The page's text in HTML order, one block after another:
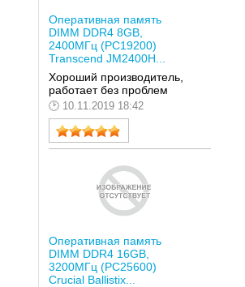
Оперативная память
DIMM DDR4 8GB,
2400МГц (PC19200)
Transcend JM2400H...
Хороший производитель,
работает без проблем
10.11.2019 18:42
Оперативная память
DIMM DDR4 16GB,
3200МГц (PC25600)
Crucial Ballistix...